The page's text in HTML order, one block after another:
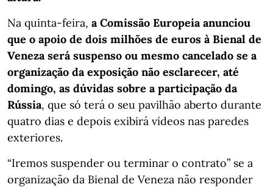
Na quinta-feira, a Comissão Europeia anunciou
que o apoio de dois milhões de euros à Bienal de
Veneza será suspenso ou mesmo cancelado se a
organização da exposição não esclarecer, até
domingo, as dúvidas sobre a participação da
Rússia, que só terá o seu pavilhão aberto durante
quatro dias e depois exibirá vídeos nas paredes
exteriores.
“Iremos suspender ou terminar o contrato” se a
organização da Bienal de Veneza não responder